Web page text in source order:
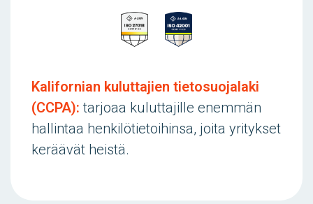
Kalifornian kuluttajien tietosuojalaki
(CCPA): tarjoaa kuluttajille enemmän
hallintaa henkilötietoihinsa, joita yritykset
keräävät heistä.